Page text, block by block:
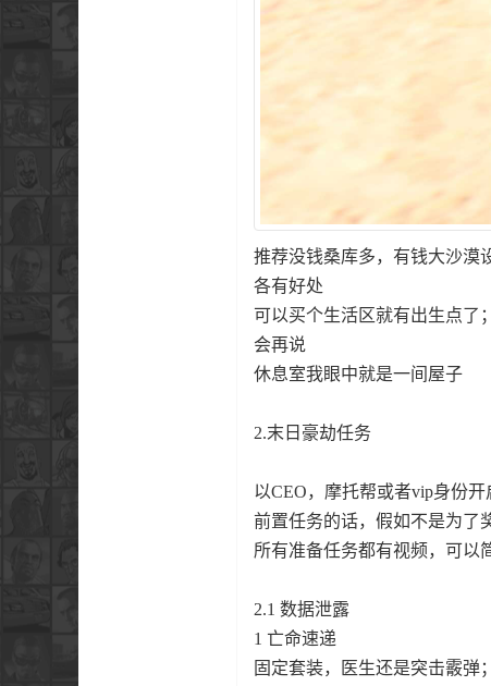
推荐没钱桑库多，有钱大沙漠
各有好处
可以买个生活区就有出生点了
会再说
休息室我眼中就是一间屋子
2.末日豪劫任务
以CEO，摩托帮或者vip身份
前置任务的话，假如不是为了
所有准备任务都有视频，可以
2.1 数据泄露
1 亡命速递
固定套装，医生还是突击霰弹